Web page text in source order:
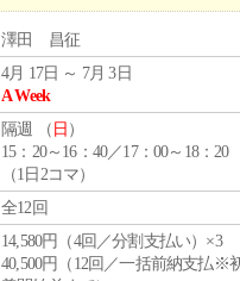
澤田 昌征
4月 17日 ～ 7月 3日
A Week
隔週 （ 日 ）
15：20～16：40／17：00～18：20
（1日2コマ）
全12回
14,580円（4回／分割支払い）×3
40,500円（12回／一括前納支払※